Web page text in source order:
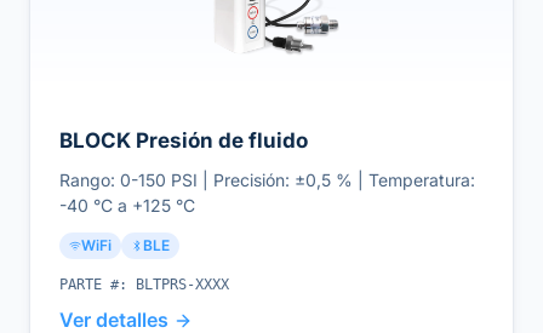
BLOCK Presión de fluido
Rango: 0-150 PSI | Precisión: ±0,5 % | Temperatura:
-40 °C a +125 °C
WiFi BLE
PARTE #: BLTPRS-XXXX
Ver detalles